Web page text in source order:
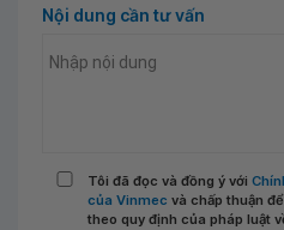
Nội dung cần tư vấn
Tôi đã đọc và đồng ý với
của Vinmec và chấp thuận
theo quy định của pháp luật